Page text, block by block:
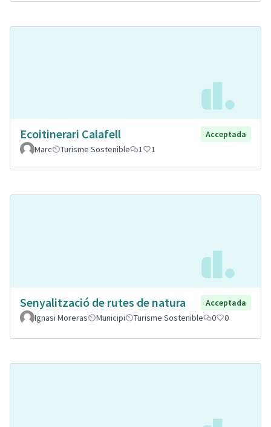
Ecoitinerari Calafell
Acceptada
Marc
Turisme Sostenible 1 1
Senyalització de rutes de natura
Acceptada
Ignasi Moreras
Municipi Turisme Sostenible 0 0